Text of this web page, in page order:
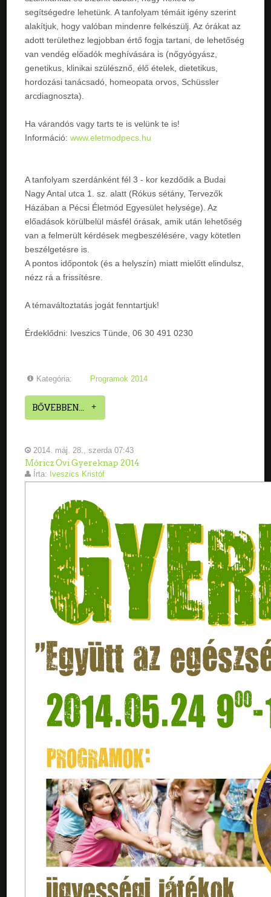
segítségedre lehetünk. A tanfolyam témáit igény szerint
alakítjuk, hogy valóban mindenre felkészülj. Az órákat az
adott területhez legjobban értő fogja tartani, de lehetőség
van vendég előadók meghívására is (nőgyógyász,
genetikus, klinikai szülésznő, élő ételek, dietetikus,
hordozási tanácsadó, homeopata orvos, Schüssler
arcdiagnoszta).
Ha várandós vagy tarts te is velünk te is!
Információ:www.eletmodpecs.hu
A tanfolyam szerdánként fél 3 - kor kezdődik a Budai
Nagy Antal utca 1. sz. alatt (Rókus sétány, Tervezők
Házában a Pécsi Életmód Egyesület helysége). Az
előadások körülbelül másfél órásak, amik után lehetőség
van a felmerült kérdések megbeszélésére, vagy kötetlen
beszélgetésre is.
A pontos időpontok (és a helyszín) miatt mielőtt elindulsz,
nézz rá a frissítésre.
A témaváltoztatás jogát fenntartjuk!
Érdeklődni: Iveszics Tünde, 06 30 491 0230
Kategória: Programok 2014
BŐVEBBEN...
2014. máj. 28., szerda 07:43
Móricz Ovi Gyereknap 2014
Írta: Iveszics Kristóf